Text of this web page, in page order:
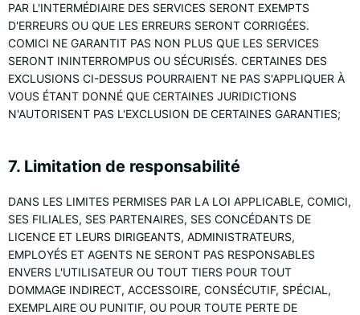
PAR L'INTERMÉDIAIRE DES SERVICES SERONT EXEMPTS
D'ERREURS OU QUE LES ERREURS SERONT CORRIGÉES.
COMICI NE GARANTIT PAS NON PLUS QUE LES SERVICES
SERONT ININTERROMPUS OU SÉCURISÉS. CERTAINES DES
EXCLUSIONS CI-DESSUS POURRAIENT NE PAS S'APPLIQUER À
VOUS ÉTANT DONNÉ QUE CERTAINES JURIDICTIONS
N'AUTORISENT PAS L'EXCLUSION DE CERTAINES GARANTIES;
7. Limitation de responsabilité
DANS LES LIMITES PERMISES PAR LA LOI APPLICABLE, COMICI,
SES FILIALES, SES PARTENAIRES, SES CONCÉDANTS DE
LICENCE ET LEURS DIRIGEANTS, ADMINISTRATEURS,
EMPLOYÉS ET AGENTS NE SERONT PAS RESPONSABLES
ENVERS L'UTILISATEUR OU TOUT TIERS POUR TOUT
DOMMAGE INDIRECT, ACCESSOIRE, CONSÉCUTIF, SPÉCIAL,
EXEMPLAIRE OU PUNITIF, OU POUR TOUTE PERTE DE